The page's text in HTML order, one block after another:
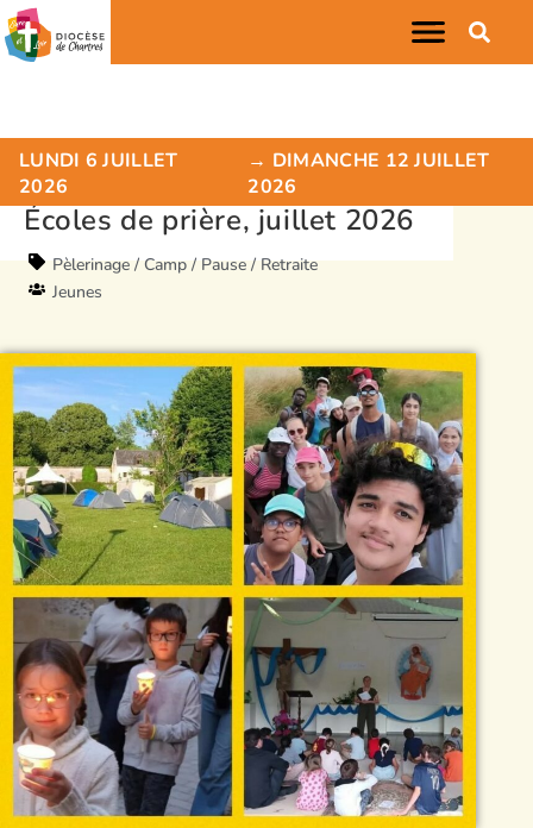
LUNDI 6 JUILLET
2026
→ DIMANCHE 12 JUILLET
2026
Écoles de prière, juillet 2026
Pèlerinage / Camp / Pause / Retraite
Jeunes